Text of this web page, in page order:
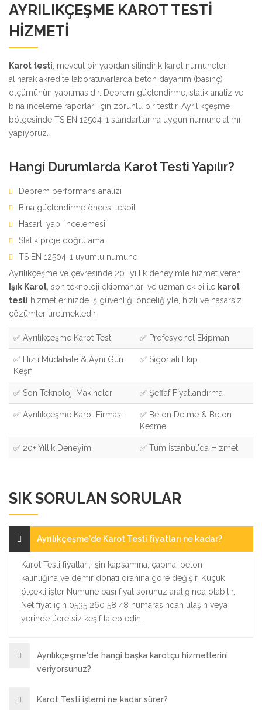
AYRILIKÇEŞME KAROT TESTI
HIZMETI
Karot testi , mevcut bir yapıdan silindirik karot numuneleri
alınarak akredite laboratuvarlarda beton dayanım (basınç)
ölçümünün yapılmasıdır. Deprem güçlendirme, statik analiz ve
bina inceleme raporları için zorunlu bir testtir. Ayrılıkçeşme
bölgesinde TS EN 12504-1 standartlarına uygun numune alımı
yapıyoruz.
Hangi Durumlarda Karot Testi Yapılır?
Deprem performans analizi
Bina güçlendirme öncesi tespit
Hasarlı yapı incelemesi
Statik proje doğrulama
TS EN 12504-1 uyumlu numune
Ayrılıkçeşme ve çevresinde 20+ yıllık deneyimle hizmet veren
Işık Karot , son teknoloji ekipmanları ve uzman ekibi ile karot
testi hizmetlerinizde iş güvenliği önceliğiyle, hızlı ve hasarsız
çözümler üretmektedir.
✅ Ayrılıkçeşme Karot Testi ✅ Profesyonel Ekipman
✅ Hızlı Müdahale & Aynı Gün
Keşif
✅ Sigortalı Ekip
✅ Son Teknoloji Makineler ✅ Şeffaf Fiyatlandırma
✅ Ayrılıkçeşme Karot Firması
✅ Beton Delme & Beton
Kesme
✅ 20+ Yıllık Deneyim ✅ Tüm İstanbul'da Hizmet
SIK SORULAN SORULAR
Ayrılıkçeşme'de Karot Testi fiyatları ne kadar?
Karot Testi fiyatları; işin kapsamına, çapına, beton
kalınlığına ve demir donatı oranına göre değişir. Küçük
ölçekli işler Numune başı fiyat sorunuz aralığında olabilir.
Net fiyat için 0535 260 58 48 numarasından ulaşın veya
yerinde ücretsiz keşif talep edin.
Ayrılıkçeşme'de hangi başka karotçu hizmetlerini
veriyorsunuz?
Karot Testi işlemi ne kadar sürer?